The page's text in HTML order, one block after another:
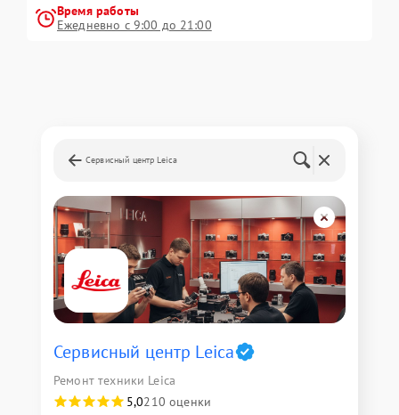
Время работы
Ежедневно с 9:00 до 21:00
Сервисный центр Leica
Сервисный центр Leica
Ремонт техники Leica
5,0210 оценки